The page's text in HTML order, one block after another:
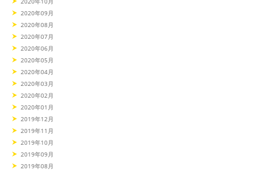
2020年09月
2020年08月
2020年07月
2020年06月
2020年05月
2020年04月
2020年03月
2020年02月
2020年01月
2019年12月
2019年11月
2019年10月
2019年09月
2019年08月